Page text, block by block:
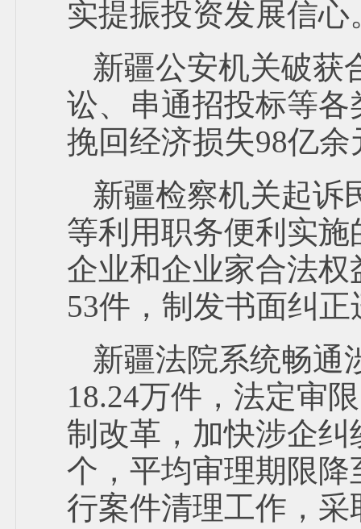
实提振投资发展信心
新疆公安机关破获
讼、串通招投标等
挽回经济损失98亿余
新疆检察机关起诉
等利用职务便利实施
企业和企业家合法
53件，制发书面纠
新疆法院系统畅通
18.24万件，法定审
制改革，加快涉企
个，平均审理期限
行案件清理工作，